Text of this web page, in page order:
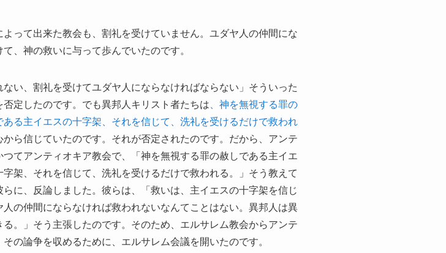
って出来た教会も、割礼を受けていません。ユダヤ人の仲間にな
、神の救いに与って歩んでいたのです。
い、割礼を受けてユダヤ人にならなければならない」そういった
定したのです。でも異邦人キリスト者たちは 、神を無視する罪の
る主イエスの十字架、それを信じて、洗礼を受けるだけで救われ
ら信じていたのです。それが否定されたのです。だから、アンテ
てアンティオキア教会で、「神を無視する罪の赦しである主イエ
架、それを信じて、洗礼を受けるだけで救われる。」そう教えて
に、反論しました。彼らは、「救いは、主イエスの十字架を信じ
の仲間にならなければ救われないなんてことはない。異邦人は異
。」そう主張したのです。そのため、エルサレム教会からアンテ
の論争を収めるために、エルサレム会議を開いたのです。